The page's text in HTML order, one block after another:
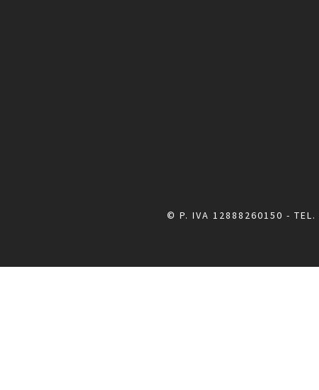
© P. IVA 12888260150 - TEL.